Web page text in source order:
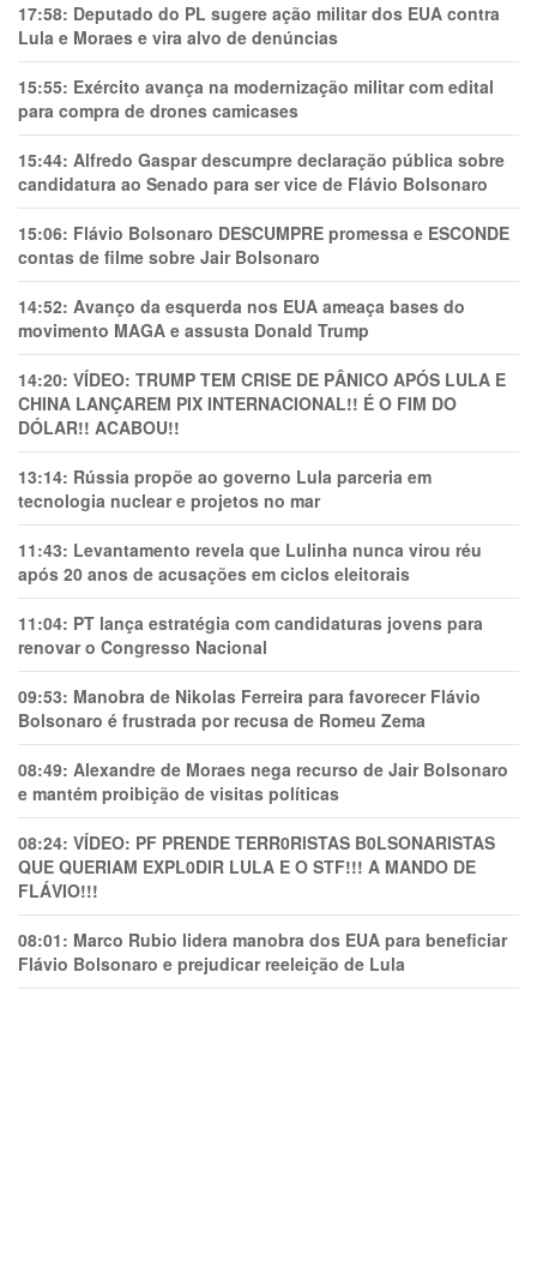
17:58: Deputado do PL sugere ação militar dos EUA contra
Lula e Moraes e vira alvo de denúncias
15:55: Exército avança na modernização militar com edital
para compra de drones camicases
15:44: Alfredo Gaspar descumpre declaração pública sobre
candidatura ao Senado para ser vice de Flávio Bolsonaro
15:06: Flávio Bolsonaro DESCUMPRE promessa e ESCONDE
contas de filme sobre Jair Bolsonaro
14:52: Avanço da esquerda nos EUA ameaça bases do
movimento MAGA e assusta Donald Trump
14:20: VÍDEO: TRUMP TEM CRlSE DE PÂNlCO APÓS LULA E
CHINA LANÇAREM PIX INTERNACIONAL!! É O FIM DO
DÓLAR!! ACABOU!!
13:14: Rússia propõe ao governo Lula parceria em
tecnologia nuclear e projetos no mar
11:43: Levantamento revela que Lulinha nunca virou réu
após 20 anos de acusações em ciclos eleitorais
11:04: PT lança estratégia com candidaturas jovens para
renovar o Congresso Nacional
09:53: Manobra de Nikolas Ferreira para favorecer Flávio
Bolsonaro é frustrada por recusa de Romeu Zema
08:49: Alexandre de Moraes nega recurso de Jair Bolsonaro
e mantém proibição de visitas políticas
08:24: VÍDEO: PF PRENDE TERR0RlSTAS B0LSONARlSTAS
QUE QUERIAM EXPL0DlR LULA E O STF!!! A MANDO DE
FLÁVIO!!!
08:01: Marco Rubio lidera manobra dos EUA para beneficiar
Flávio Bolsonaro e prejudicar reeleição de Lula